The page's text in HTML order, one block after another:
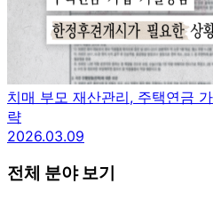
치매 부모 재산관리, 주택연금
략
2026.03.09
전체 분야 보기